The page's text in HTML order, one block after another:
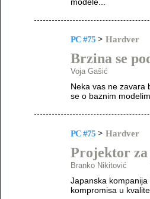
PC #75 > Hardver
Brzina se
Voja Gašić
Neka vas ne zavara
se o baznim
PC #75 > Hardver
Projektor za
Branko Nikitović
Japanska
kompromisa u